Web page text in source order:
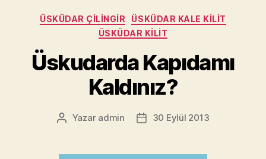
Kategoriler
ÜSKÜDAR ÇILINGIR
ÜSKÜDAR KALE KILIT
ÜSKÜDAR KILIT
Üskudarda Kapıdamı
Kaldınız?
Yazının
Yazar admin
Yazı30 Eylül 2013